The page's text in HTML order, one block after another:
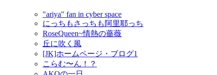
"ariya" fan in cyber space
にっちもさっちも阿里耶っち
RoseQueen~情熱の薔薇
丘に吹く風
[JK]ホームページ・ブログ1
こらむ〜ん！？